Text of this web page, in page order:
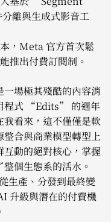
離與生成式影音工
，Meta 官方首次鬆
推出付費訂閱制。
場極其殘酷的內容消
程式 “Edits” 的週年
看來，這不僅僅是軟
合與商業模型轉型上
動的絕對核心，掌握
個生態系的活水。
生產、分發到最終變
升級與潛在的付費機